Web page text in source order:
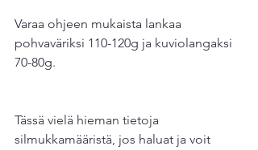
Varaa ohjeen mukaista lankaa
pohvaväriksi 110-120g ja kuviolangaksi
70-80g.
Tässä vielä hieman tietoja
silmukkamääristä, jos haluat ja voit